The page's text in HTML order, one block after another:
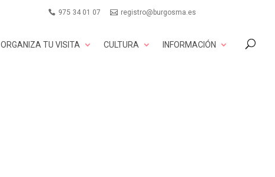
975 34 01 07 registro@burgosma.es
ORGANIZA TU VISITA CULTURA INFORMACIÓN